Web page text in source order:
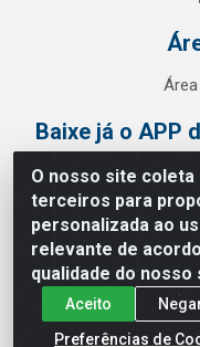
O nosso site
terceiros para
personalizada ao
relevante de
qualidade do nosso
Aceito
Preferências de
Baixe já o APP